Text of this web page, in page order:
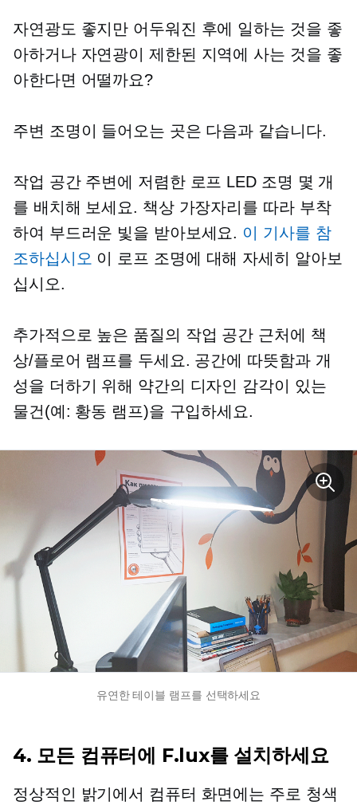
자연광도 좋지만 어두워진 후에 일하는 것을 좋
아하거나 자연광이 제한된 지역에 사는 것을 좋
아한다면 어떨까요?
주변 조명이 들어오는 곳은 다음과 같습니다.
작업 공간 주변에 저렴한 로프 LED 조명 몇 개
를 배치해 보세요. 책상 가장자리를 따라 부착
하여 부드러운 빛을 받아보세요. 이 기사를 참
조하십시오 이 로프 조명에 대해 자세히 알아보
십시오.
추가적으로 높은 품질의 작업 공간 근처에 책
상/플로어 램프를 두세요. 공간에 따뜻함과 개
성을 더하기 위해 약간의 디자인 감각이 있는
물건(예: 황동 램프)을 구입하세요.
유연한 테이블 램프를 선택하세요
4. 모든 컴퓨터에 F.lux를 설치하세요
정상적인 밝기에서 컴퓨터 화면에는 주로 청색